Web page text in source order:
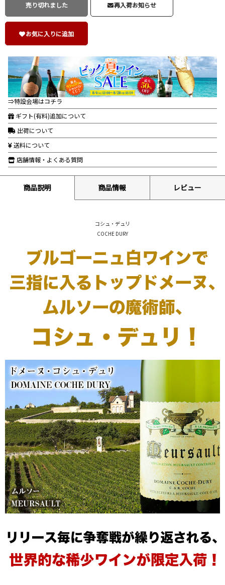
売り切れました 再入荷お知らせ
お気に入りに追加
⇒特設会場はコチラ
ギフト(有料)追加について
出荷について
送料について
店舗情報・よくある質問
商品説明 商品情報 レビュー
コシュ・デュリ
COCHE DURY